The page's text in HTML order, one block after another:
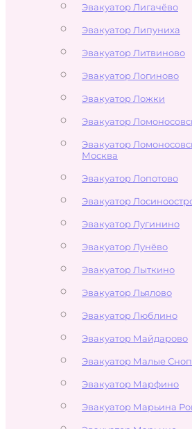
Эвакуатор Лигачёво
Эвакуатор Липуниха
Эвакуатор Литвиново
Эвакуатор Логиново
Эвакуатор Ложки
Эвакуатор
Эвакуатор
Москва
Эвакуатор Лопотово
Эвакуатор
Эвакуатор Лугинино
Эвакуатор Лунёво
Эвакуатор Лыткино
Эвакуатор Льялово
Эвакуатор Люблино
Эвакуатор Майдарово
Эвакуатор Малые
Эвакуатор Марфино
Эвакуатор Марьина